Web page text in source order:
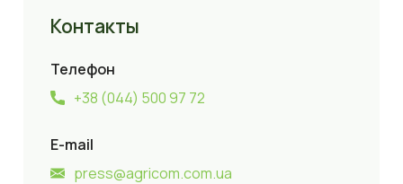
Контакты
Телефон
+38 (044) 500 97 72
E-mail
press@agricom.com.ua